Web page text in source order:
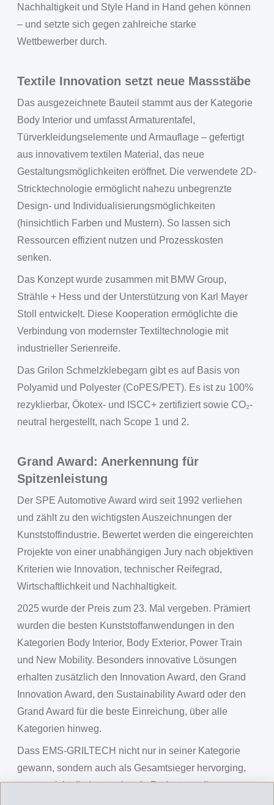
Nachhaltigkeit und Style Hand in Hand gehen können
– und setzte sich gegen zahlreiche starke
Wettbewerber durch.
Textile Innovation setzt neue Massstäbe
Das ausgezeichnete Bauteil stammt aus der Kategorie
Body Interior und umfasst Armaturentafel,
Türverkleidungselemente und Armauflage – gefertigt
aus innovativem textilen Material, das neue
Gestaltungsmöglichkeiten eröffnet. Die verwendete 2D-
Stricktechnologie ermöglicht nahezu unbegrenzte
Design- und Individualisierungsmöglichkeiten
(hinsichtlich Farben und Mustern). So lassen sich
Ressourcen effizient nutzen und Prozesskosten
senken.
Das Konzept wurde zusammen mit BMW Group,
Strähle + Hess und der Unterstützung von Karl Mayer
Stoll entwickelt. Diese Kooperation ermöglichte die
Verbindung von modernster Textiltechnologie mit
industrieller Serienreife.
Das Grilon Schmelzklebegarn gibt es auf Basis von
Polyamid und Polyester (CoPES/PET). Es ist zu 100%
rezyklierbar, Ökotex- und ISCC+ zertifiziert sowie CO₂-
neutral hergestellt, nach Scope 1 und 2.
Grand Award: Anerkennung für
Spitzenleistung
Der SPE Automotive Award wird seit 1992 verliehen
und zählt zu den wichtigsten Auszeichnungen der
Kunststoffindustrie. Bewertet werden die eingereichten
Projekte von einer unabhängigen Jury nach objektiven
Kriterien wie Innovation, technischer Reifegrad,
Wirtschaftlichkeit und Nachhaltigkeit.
2025 wurde der Preis zum 23. Mal vergeben. Prämiert
wurden die besten Kunststoffanwendungen in den
Kategorien Body Interior, Body Exterior, Power Train
und New Mobility. Besonders innovative Lösungen
erhalten zusätzlich den Innovation Award, den Grand
Innovation Award, den Sustainability Award oder den
Grand Award für die beste Einreichung, über alle
Kategorien hinweg.
Dass EMS-GRILTECH nicht nur in seiner Kategorie
gewann, sondern auch als Gesamtsieger hervorging,
unterstreicht die internationale Bedeutung dieser